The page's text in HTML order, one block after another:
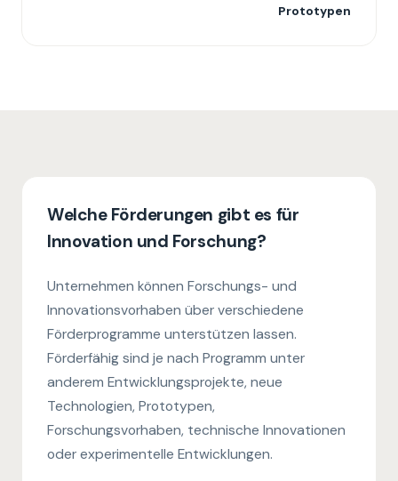
Prototypen
Welche Förderungen gibt es für
Innovation und Forschung?
Unternehmen können Forschungs- und
Innovationsvorhaben über verschiedene
Förderprogramme unterstützen lassen.
Förderfähig sind je nach Programm unter
anderem Entwicklungsprojekte, neue
Technologien, Prototypen,
Forschungsvorhaben, technische Innovationen
oder experimentelle Entwicklungen.